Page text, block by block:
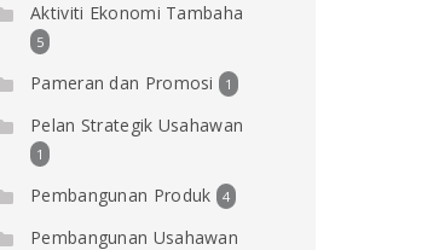
Aktiviti Ekonomi Tambaha
5
Pameran dan Promosi 1
Pelan Strategik Usahawan
1
Pembangunan Produk 4
Pembangunan Usahawan